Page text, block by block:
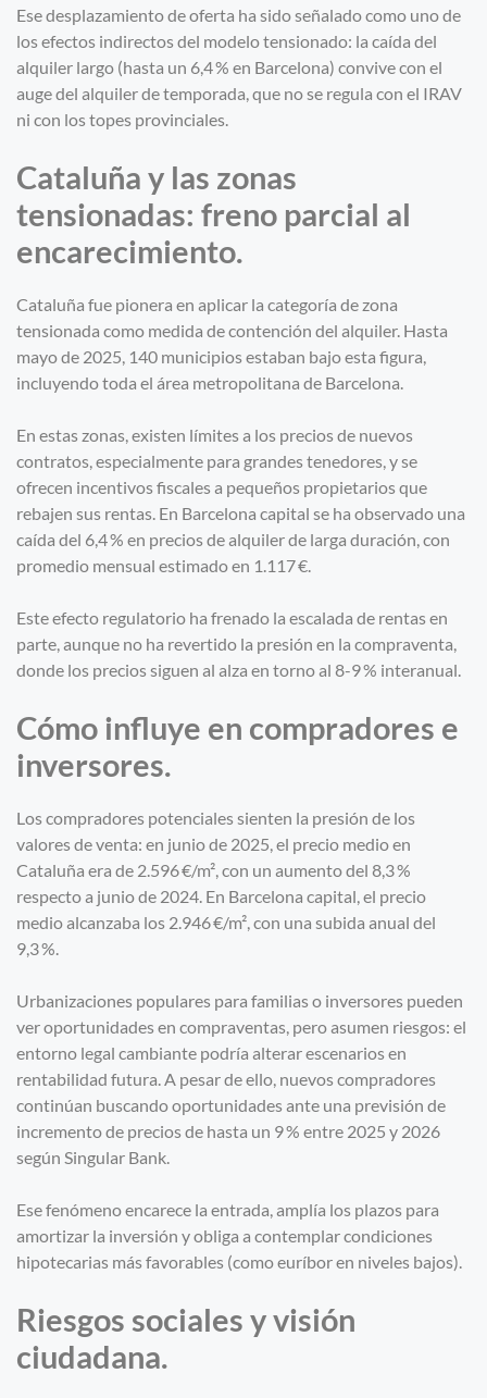
Ese desplazamiento de oferta ha sido señalado como uno de
los efectos indirectos del modelo tensionado: la caída del
alquiler largo (hasta un 6,4 % en Barcelona) convive con el
auge del alquiler de temporada, que no se regula con el IRAV
ni con los topes provinciales.
Cataluña y las zonas
tensionadas: freno parcial al
encarecimiento.
Cataluña fue pionera en aplicar la categoría de zona
tensionada como medida de contención del alquiler. Hasta
mayo de 2025, 140 municipios estaban bajo esta figura,
incluyendo toda el área metropolitana de Barcelona.
En estas zonas, existen límites a los precios de nuevos
contratos, especialmente para grandes tenedores, y se
ofrecen incentivos fiscales a pequeños propietarios que
rebajen sus rentas. En Barcelona capital se ha observado una
caída del 6,4 % en precios de alquiler de larga duración, con
promedio mensual estimado en 1.117 €.
Este efecto regulatorio ha frenado la escalada de rentas en
parte, aunque no ha revertido la presión en la compraventa,
donde los precios siguen al alza en torno al 8-9 % interanual.
Cómo influye en compradores e
inversores.
Los compradores potenciales sienten la presión de los
valores de venta: en junio de 2025, el precio medio en
Cataluña era de 2.596 €/m², con un aumento del 8,3 %
respecto a junio de 2024. En Barcelona capital, el precio
medio alcanzaba los 2.946 €/m², con una subida anual del
9,3 %.
Urbanizaciones populares para familias o inversores pueden
ver oportunidades en compraventas, pero asumen riesgos: el
entorno legal cambiante podría alterar escenarios en
rentabilidad futura. A pesar de ello, nuevos compradores
continúan buscando oportunidades ante una previsión de
incremento de precios de hasta un 9 % entre 2025 y 2026
según Singular Bank.
Ese fenómeno encarece la entrada, amplía los plazos para
amortizar la inversión y obliga a contemplar condiciones
hipotecarias más favorables (como euríbor en niveles bajos).
Riesgos sociales y visión
ciudadana.